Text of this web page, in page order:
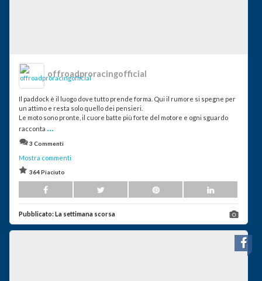
offroadproracingofficial
Il paddock è il luogo dove tutto prende forma. Qui il rumore si spegne per
un attimo e resta solo quello dei pensieri.
Le moto sono pronte, il cuore batte più forte del motore e ogni sguardo
racconta ...
3 Commenti
Mostra commenti
364 Piaciuto
Pubblicato:La settimana scorsa